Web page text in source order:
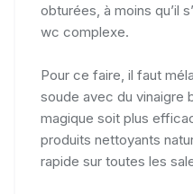
obturées, à moins qu’il
wc complexe.
Pour ce faire, il faut
soude avec du vinaigre
magique soit plus
produits nettoyants
rapide sur toutes les